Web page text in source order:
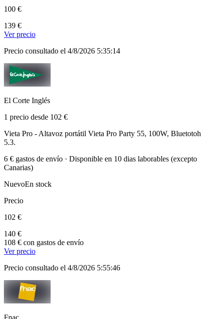
100 €
139 €
Ver precio
Precio consultado el 4/8/2026 5:35:14
El Corte Inglés
1 precio desde 102 €
Vieta Pro - Altavoz portátil Vieta Pro Party 55, 100W, Bluetotoh
5.3.
6 € gastos de envío · Disponible en 10 dias laborables (excepto
Canarias)
NuevoEn stock
Precio
102 €
140 €
108 € con gastos de envío
Ver precio
Precio consultado el 4/8/2026 5:55:46
Fnac